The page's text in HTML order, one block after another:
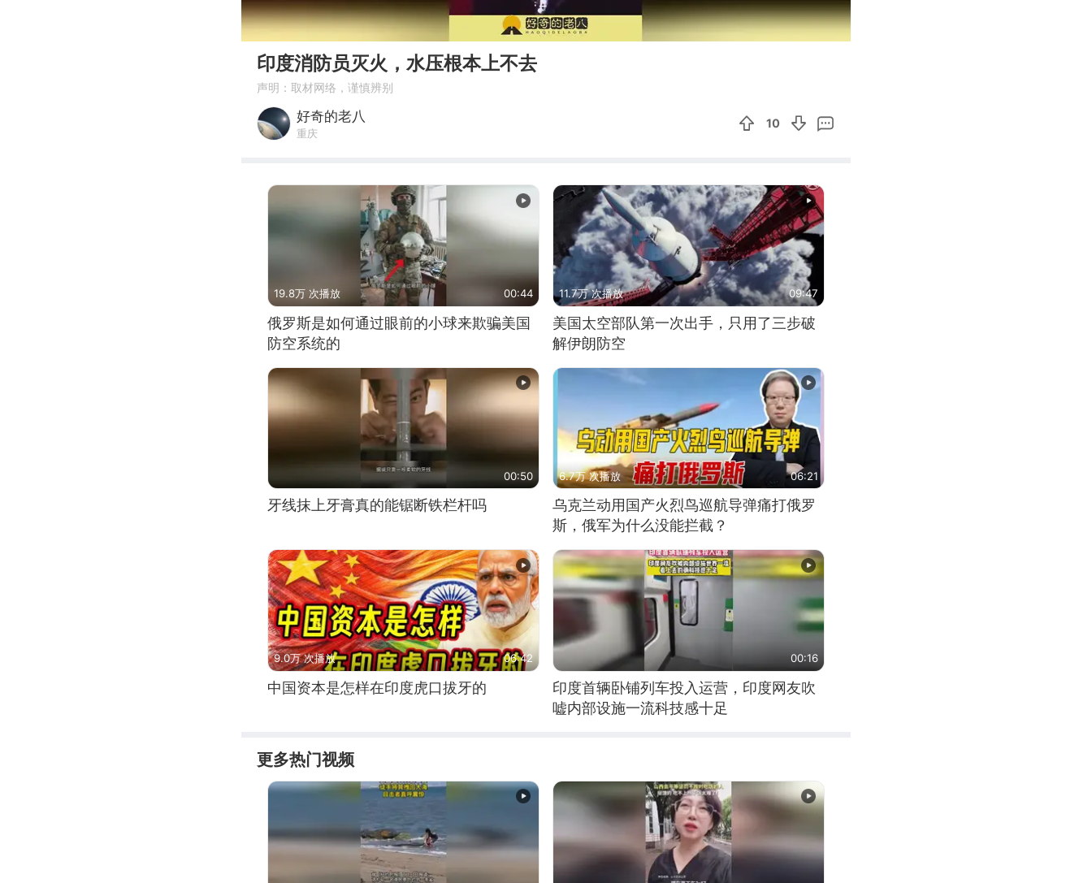
00:00 00:42
印度消防员灭火，水压根本上不去
声明：取材网络，谨慎辨别
好奇的老八
重庆
10
19.8万 次播放 00:44
俄罗斯是如何通过眼前的小球来欺骗美国
防空系统的
11.7万 次播放 09:47
美国太空部队第一次出手，只用了三步破
解伊朗防空
00:50
牙线抹上牙膏真的能锯断铁栏杆吗
6.7万 次播放 06:21
乌克兰动用国产火烈鸟巡航导弹痛打俄罗
斯，俄军为什么没能拦截？
9.0万 次播放 06:42
中国资本是怎样在印度虎口拔牙的
00:16
印度首辆卧铺列车投入运营，印度网友吹
嘘内部设施一流科技感十足
更多热门视频